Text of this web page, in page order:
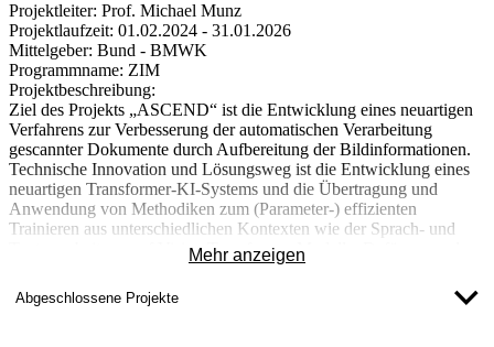
Projektleiter: Prof. Michael Munz
Projektlaufzeit: 01.02.2024 - 31.01.2026
Mittelgeber: Bund - BMWK
Programmname: ZIM
Projektbeschreibung:
Ziel des Projekts „ASCEND“ ist die Entwicklung eines neuartigen
Verfahrens zur Verbesserung der automatischen Verarbeitung
gescannter Dokumente durch Aufbereitung der Bildinformationen.
Technische Innovation und Lösungsweg ist die Entwicklung eines
neuartigen Transformer-KI-Systems und die Übertragung und
Anwendung von Methodiken zum (Parameter-) effizienten
Trainieren aus unterschiedlichen Kontexten wie der Sprach- und
Textverarbeitung auf Vision Transformer Modelle. Dafür muss als
zweiter Innovativer Kern im Projekt eine neuartige Loss-Function
entwickelt werden, die auch das Ergebnis der Texterkennung in die
Bewertung der Bildverarbeitung miteinbezieht.
Mehr anzeigen
Abgeschlossene Projekte